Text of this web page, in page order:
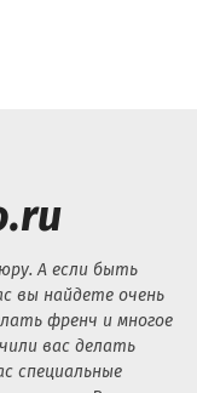
А если быть
вы найдете очень
френч и многое
вас делать
специальные